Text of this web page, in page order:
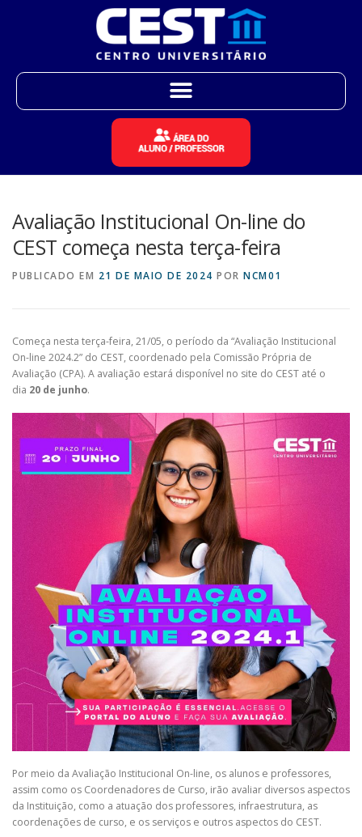
Avaliação Institucional On-line do
CEST começa nesta terça-feira
PUBLICADO EM 21 DE MAIO DE 2024 POR NCM01
Começa nesta terça-feira, 21/05, o período da “Avaliação Institucional
On-line 2024.2” do CEST, coordenado pela Comissão Própria de
Avaliação (CPA). A avaliação estará disponível no site do CEST até o
dia 20 de junho.
Por meio da Avaliação Institucional On-line, os alunos e professores,
assim como os Coordenadores de Curso, irão avaliar diversos aspectos
da Instituição, como a atuação dos professores, infraestrutura, as
coordenações de curso, e os serviços e outros aspectos do CEST.